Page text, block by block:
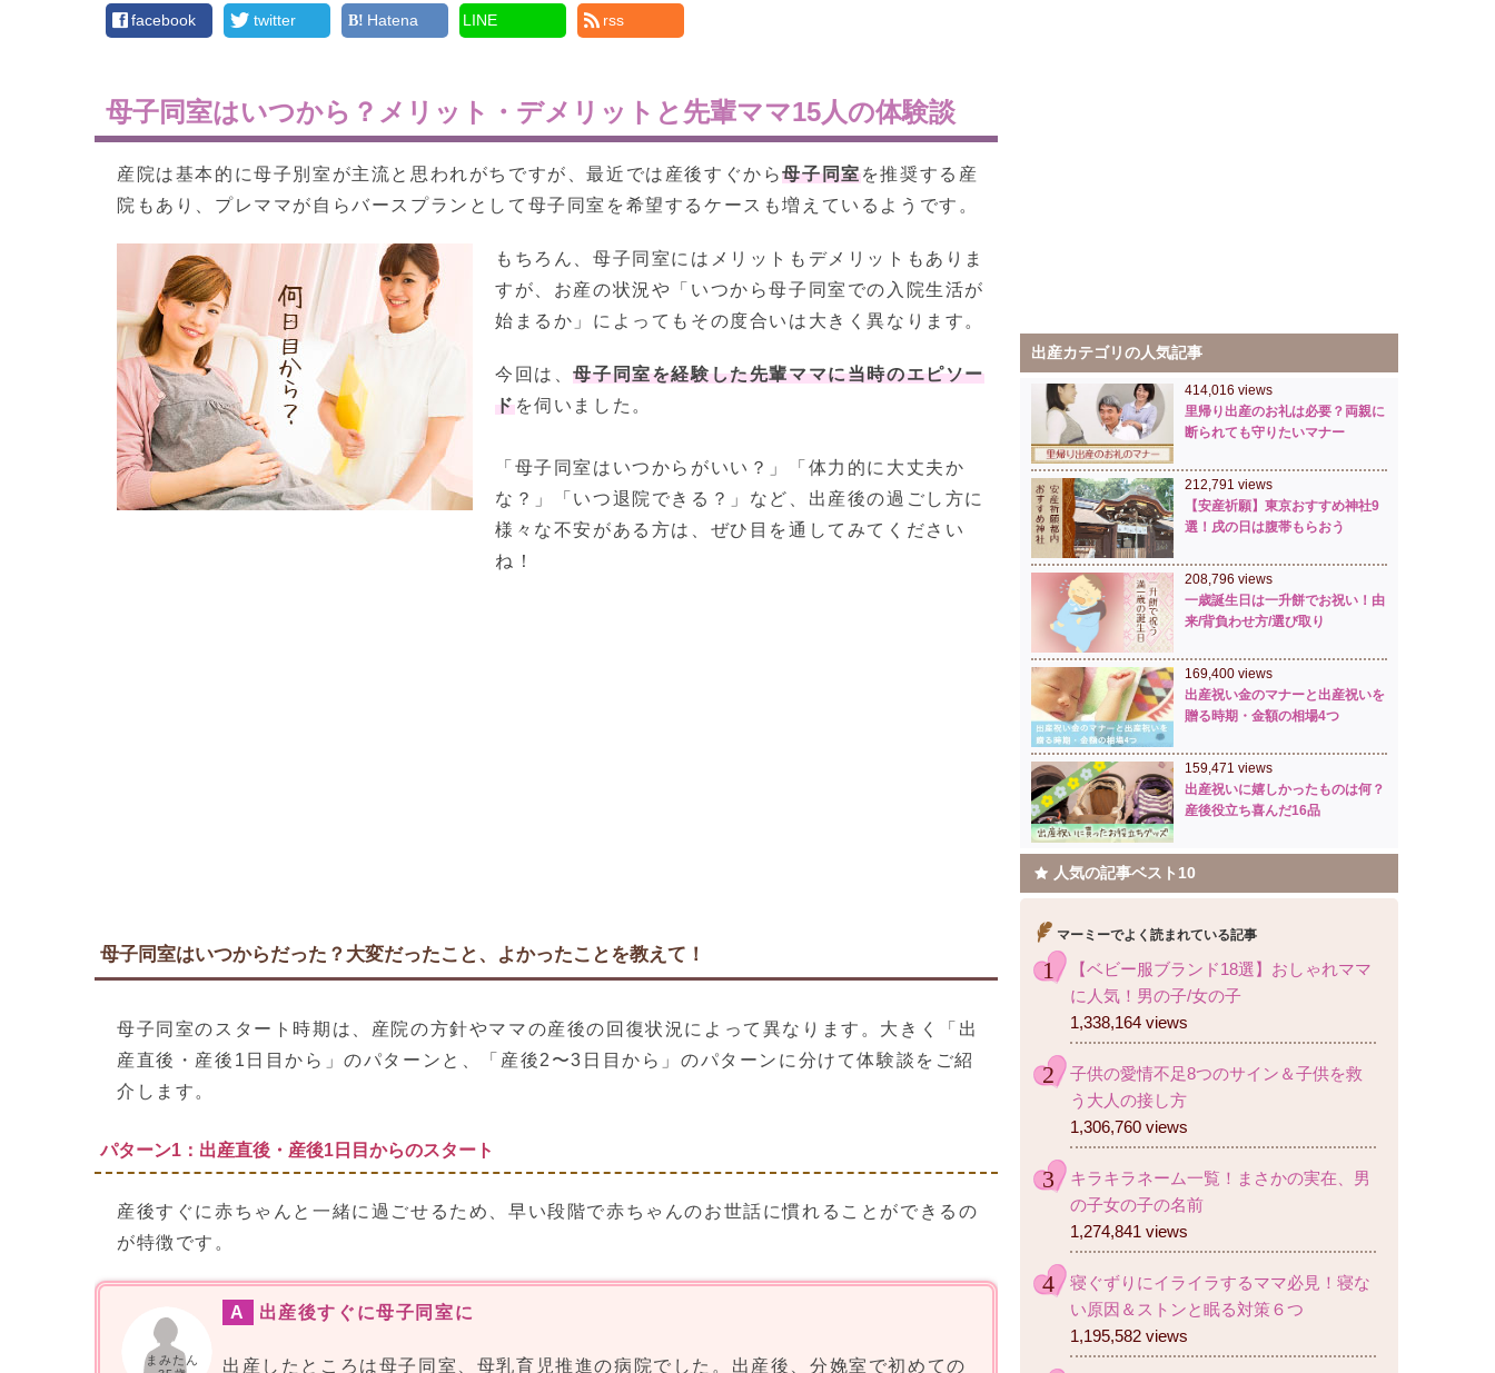
facebook twitter Hatena LINE rss
母子同室はいつから？メリット・デメリットと先輩ママ15人の体験談
産院は基本的に母子別室が主流と思われがちですが、最近では産後すぐから母子同室を推奨する産
院もあり、プレママが自らバースプランとして母子同室を希望するケースも増えているようです。
もちろん、母子同室にはメリットもデメリットもありま
すが、お産の状況や「いつから母子同室での入院生活が
始まるか」によってもその度合いは大きく異なります。
今回は、母子同室を経験した先輩ママに当時のエピソー
ドを伺いました。
「母子同室はいつからがいい？」「体力的に大丈夫か
な？」「いつ退院できる？」など、出産後の過ごし方に
様々な不安がある方は、ぜひ目を通してみてください
ね！
母子同室はいつからだった？大変だったこと、よかったことを教えて！
母子同室のスタート時期は、産院の方針やママの産後の回復状況によって異なります。大きく「出
産直後・産後1日目から」のパターンと、「産後2〜3日目から」のパターンに分けて体験談をご紹
介します。
パターン1：出産直後・産後1日目からのスタート
産後すぐに赤ちゃんと一緒に過ごせるため、早い段階で赤ちゃんのお世話に慣れることができるの
が特徴です。
まみたん
A 出産後すぐに母子同室に
出産したところは母子同室、母乳育児推進の病院でした。出産後、分娩室で初めての
出産カテゴリの人気記事
414,016 views
里帰り出産のお礼は必要？両親に
断られても守りたいマナー
212,791 views
【安産祈願】東京おすすめ神社9
選！戌の日は腹帯もらおう
208,796 views
一歳誕生日は一升餅でお祝い！由
来/背負わせ方/選び取り
169,400 views
出産祝い金のマナーと出産祝いを
贈る時期・金額の相場4つ
159,471 views
出産祝いに嬉しかったものは何？
産後役立ち喜んだ16品
人気の記事ベスト10
マーミーでよく読まれている記事
【ベビー服ブランド18選】おしゃれママ
に人気！男の子/女の子
1,338,164 views
子供の愛情不足8つのサイン＆子供を救
う大人の接し方
1,306,760 views
キラキラネーム一覧！まさかの実在、男
の子女の子の名前
1,274,841 views
寝ぐずりにイライラするママ必見！寝な
い原因＆ストンと眠る対策６つ
1,195,582 views